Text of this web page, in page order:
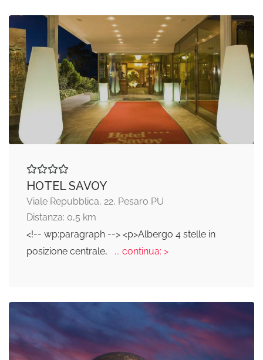
HOTEL SAVOY
Viale Repubblica, 22, Pesaro PU
Distanza: 0,5 km
<!-- wp:paragraph --> <p>Albergo 4 stelle in
posizione centrale,
... continua: >